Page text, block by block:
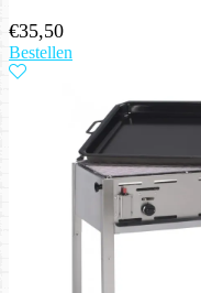
€35,50
Bestellen